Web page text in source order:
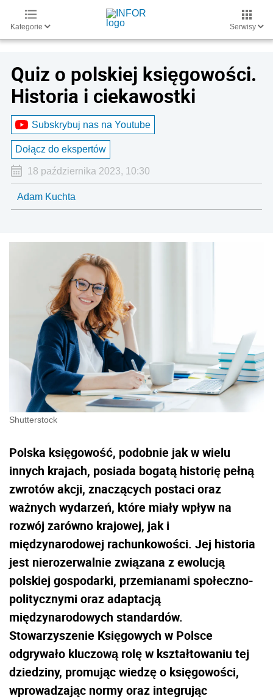
Kategorie Serwisy
Quiz o polskiej księgowości.
Historia i ciekawostki
Subskrybuj nas na Youtube
Dołącz do ekspertów
18 października 2023, 10:30
Adam Kuchta
Shutterstock
Polska księgowość, podobnie jak w wielu
innych krajach, posiada bogatą historię pełną
zwrotów akcji, znaczących postaci oraz
ważnych wydarzeń, które miały wpływ na
rozwój zarówno krajowej, jak i
międzynarodowej rachunkowości. Jej historia
jest nierozerwalnie związana z ewolucją
polskiej gospodarki, przemianami społeczno-
politycznymi oraz adaptacją
międzynarodowych standardów.
Stowarzyszenie Księgowych w Polsce
odgrywało kluczową rolę w kształtowaniu tej
dziedziny, promując wiedzę o księgowości,
wprowadzając normy oraz integrując